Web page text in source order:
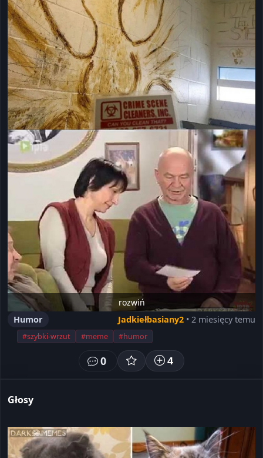
rozwiń
Humor
Jadkiełbasiany2 • 2 miesięcy temu
#szybki-wrzut #meme #humor
0 4
Głosy